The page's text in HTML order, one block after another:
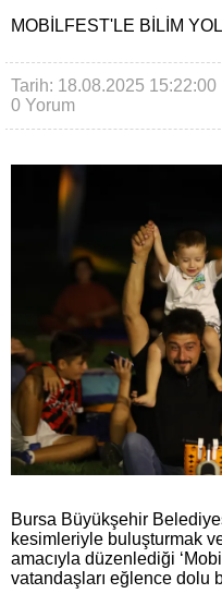
MOBILFEST'LE BILIM
Tarih: 18.08.2025 15:22:00
0 Yorum
Bursa Büyükşehir
kesimleriyle buluşturmak
amacıyla düzenlediği
vatandaşları eğlence dolu